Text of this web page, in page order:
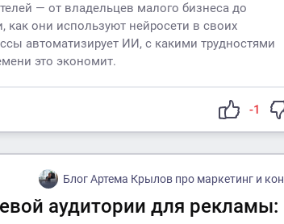
— от владельцев малого бизнеса до
они используют нейросети в своих
автоматизирует ИИ, с какими трудностями
это экономит.
-1
Блог Артема Крылов про маркетинг и контент
аудитории для рекламы: